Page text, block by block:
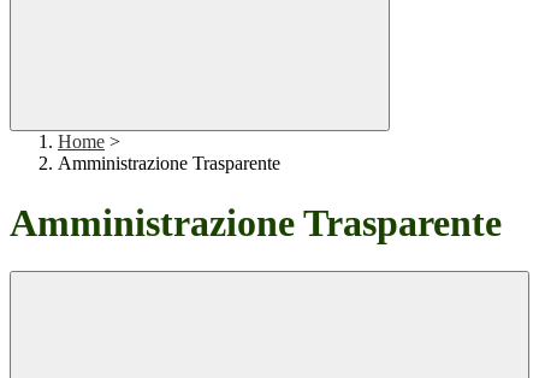
Home >
Amministrazione Trasparente
Amministrazione Trasparente